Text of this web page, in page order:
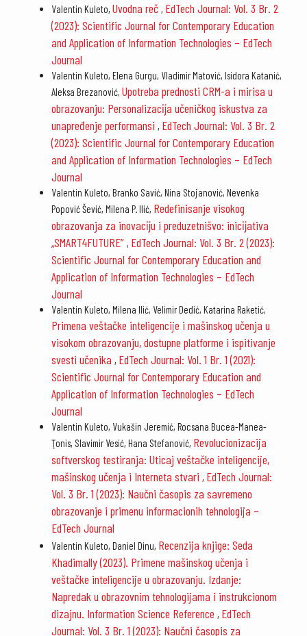
Valentin Kuleto, Uvodna reč , EdTech Journal: Vol. 3 Br. 2
(2023): Scientific Journal for Contemporary Education
and Application of Information Technologies – EdTech
Journal
Valentin Kuleto, Elena Gurgu, Vladimir Matović, Isidora Katanić,
Aleksa Brezanović, Upotreba prednosti CRM-a i mirisa u
obrazovanju: Personalizacĳa učeničkog iskustva za
unapređenje performansi , EdTech Journal: Vol. 3 Br. 2
(2023): Scientific Journal for Contemporary Education
and Application of Information Technologies – EdTech
Journal
Valentin Kuleto, Branko Savić, Nina Stojanović, Nevenka
Popović Šević, Milena P. Ilić, Redefinisanje visokog
obrazovanja za inovacĳu i preduzetnišvo: inicĳativa
„SMART4FUTURE” , EdTech Journal: Vol. 3 Br. 2 (2023):
Scientific Journal for Contemporary Education and
Application of Information Technologies – EdTech
Journal
Valentin Kuleto, Milena Ilić, Velimir Dedić, Katarina Raketić,
Primena veštačke inteligencije i mašinskog učenja u
visokom obrazovanju, dostupne platforme i ispitivanje
svesti učenika , EdTech Journal: Vol. 1 Br. 1 (2021):
Scientific Journal for Contemporary Education and
Application of Information Technologies – EdTech
Journal
Valentin Kuleto, Vukašin Jeremić, Rocsana Bucea-Manea-
Ţonis, Slavimir Vesić, Hana Stefanović, Revolucionizacija
softverskog testiranja: Uticaj veštačke inteligencije,
mašinskog učenja i Interneta stvari , EdTech Journal:
Vol. 3 Br. 1 (2023): Naučni časopis za savremeno
obrazovanje i primenu informacionih tehnologija –
EdTech Journal
Valentin Kuleto, Daniel Dinu, Recenzija knjige: Seda
Khadimally (2023). Primene mašinskog učenja i
veštačke inteligencije u obrazovanju. Izdanje:
Napredak u obrazovnim tehnologijama i instrukcionom
dizajnu. Information Science Reference , EdTech
Journal: Vol. 3 Br. 1 (2023): Naučni časopis za